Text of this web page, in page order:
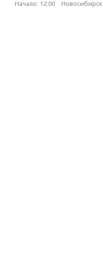
Начало: 12:00 · Новосибирск